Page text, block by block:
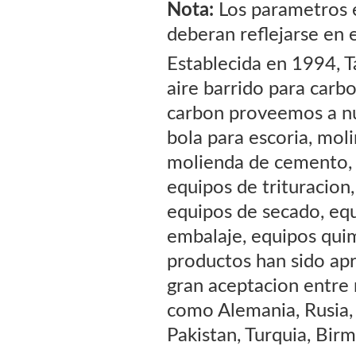
Nota: Los
deberan reflejarse en
Establecida en 1994,
aire barrido para
carbon proveemos a
bola para escoria,
molienda de
equipos de
equipos de secado,
embalaje, equipos
productos han sido
gran aceptacion entre
como Alemania,
Pakistan, Turquia,